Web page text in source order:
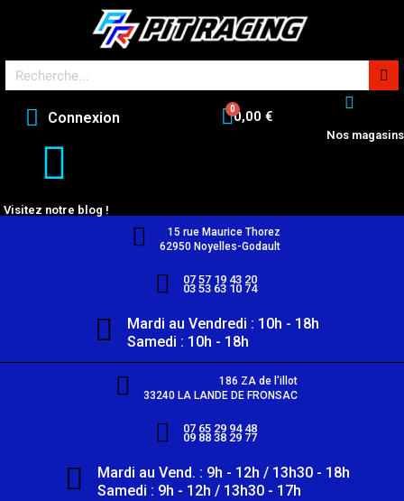
Connexion 0,00 €
Nos magasins
Visitez notre blog !
15 rue Maurice Thorez
62950 Noyelles-Godault
07 57 19 43 20
03 53 63 10 74
Mardi au Vendredi : 10h - 18h
Samedi : 10h - 18h
186 ZA de l'illot
33240 LA LANDE DE FRONSAC
07 65 29 94 48
09 88 38 29 77
Mardi au Vend. : 9h - 12h / 13h30 - 18h
Samedi : 9h - 12h / 13h30 - 17h